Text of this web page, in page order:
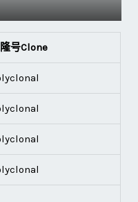
号Clone